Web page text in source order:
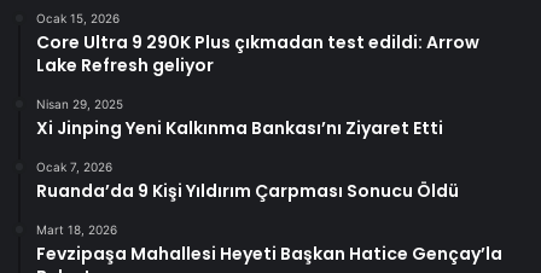
Ocak 15, 2026
Core Ultra 9 290K Plus çıkmadan test edildi: Arrow
Lake Refresh geliyor
Nisan 29, 2025
Xi Jinping Yeni Kalkınma Bankası’nı Ziyaret Etti
Ocak 7, 2026
Ruanda’da 9 Kişi Yıldırım Çarpması Sonucu Öldü
Mart 18, 2026
Fevzipaşa Mahallesi Heyeti Başkan Hatice Gençay’la